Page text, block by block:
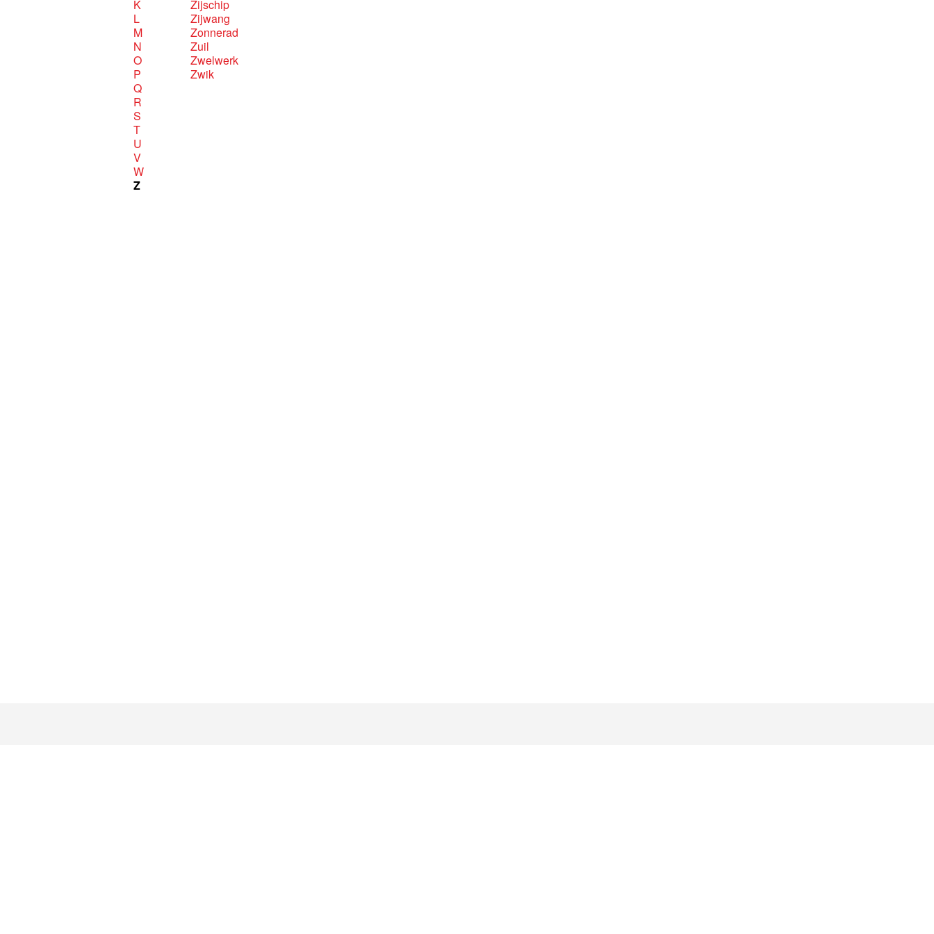
K
L
M
N
O
P
Q
R
S
T
U
V
W
Z
Zijschip
Zijwang
Zonnerad
Zuil
Zwelwerk
Zwik